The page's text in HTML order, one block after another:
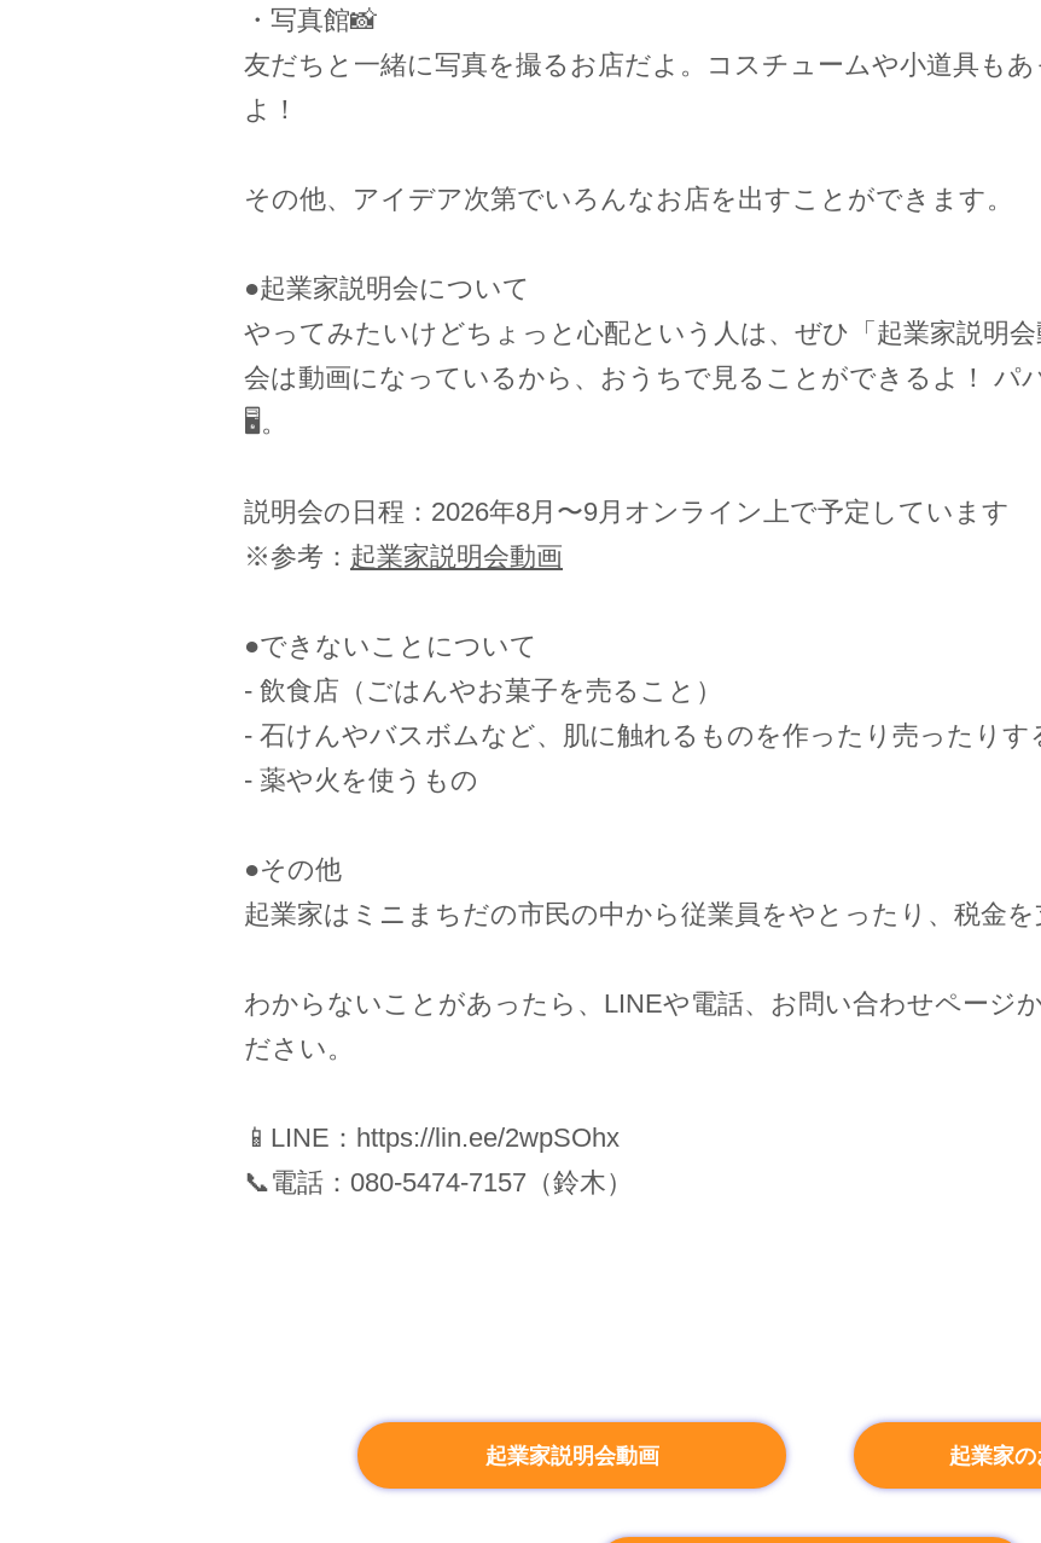
・写真館📸
友だちと一緒に写真を撮るお店だよ。コスチュームや小道具も
よ！
その他、アイデア次第でいろんなお店を出すことができます。​​
●起業家説明会について
やってみたいけどちょっと心配という人は、ぜひ「起業家説明
会は動画になっているから、おうちで見ることができるよ！ パ
🖥️。
説明会の日程：2026年8月〜9月オンライン上で予定しています
※参考： 起業家説明会動画
●できないことについて
- 飲食店（ごはんやお菓子を売ること）
- 石けんやバスボムなど、肌に触れるものを作ったり売ったりす
- 薬や火を使うもの
●その他
起業家はミニまちだの市民の中から従業員をやとったり、税金を
わからないことがあったら、LINEや電話、お問い合わせページ
ださい。
📱LINE： https://lin.ee/2wpSOhx
📞電話：080-5474-7157（鈴木）
起業家説明会動画 起業家